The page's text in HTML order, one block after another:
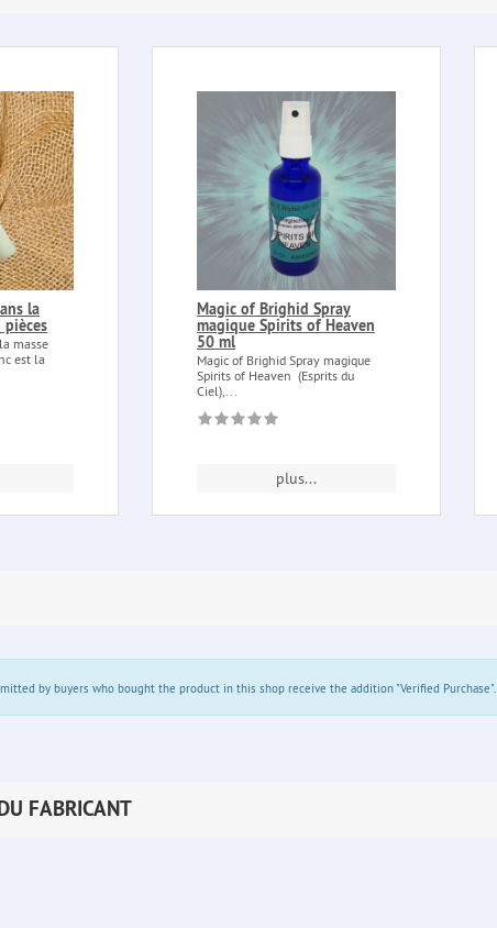
la
pièces
masse
est la
Magic of Brighid Spray
magique Spirits of Heaven
50 ml
Magic of Brighid Spray magique
Spirits of Heaven (Esprits du
Ciel),...
plus...
by buyers who bought the product in this shop receive the addition "Verified Purchase".
FABRICANT